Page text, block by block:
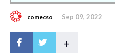
comecso Sep 09, 2022
+